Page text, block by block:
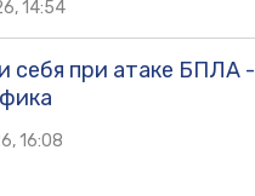
14:54
себя при атаке БПЛА -
16:08